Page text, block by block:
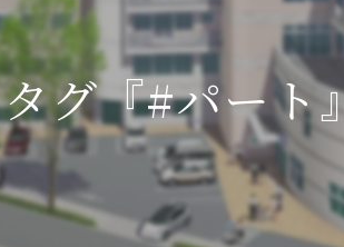
急性期病棟
回復期リハビリ病棟
療養病棟
レスパイト入院のご案内
入所概要
短期入所概要
通所リハビリテーション概
タグ『#パート